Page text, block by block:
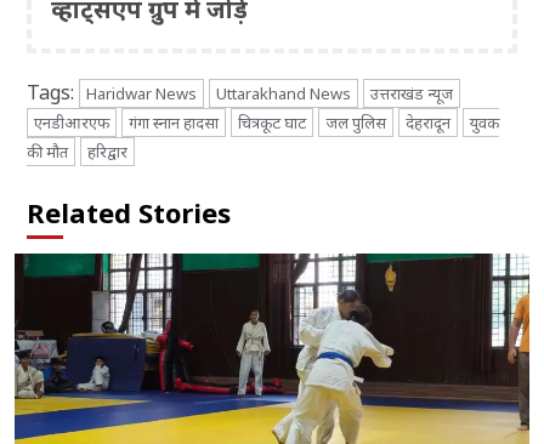
व्हाट्सएप ग्रुप में जोड़ें
Tags: Haridwar News Uttarakhand News
उत्तराखंड न्यूज
एनडीआरएफ
गंगा स्नान हादसा चित्रकूट घाट जल पुलिस देहरादून
युवक
की मौत
हरिद्वार
Related Stories